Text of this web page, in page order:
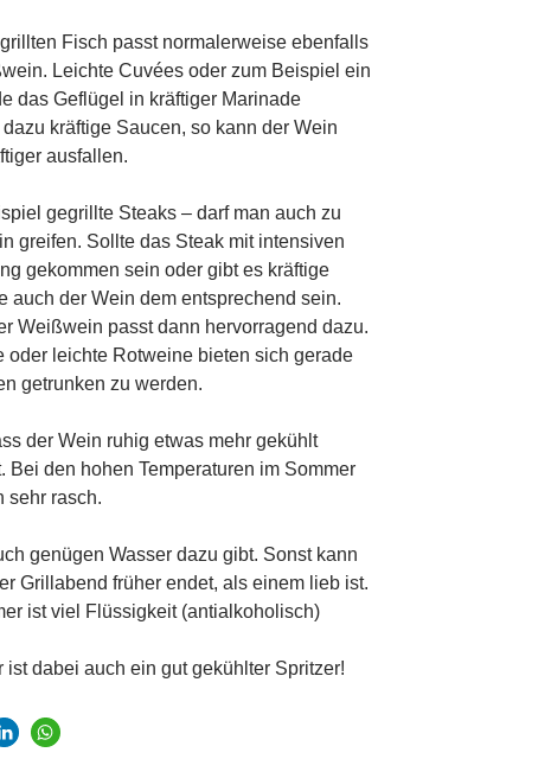
Fisch passt normalerweise ebenfalls
Leichte Cuvées oder zum Beispiel ein
das Geflügel in kräftiger Marinade
kräftige Saucen, so kann der Wein
ausfallen.
gegrillte Steaks – darf man auch zu
greifen. Sollte das Steak mit intensiven
gekommen sein oder gibt es kräftige
auch der Wein dem entsprechend sein.
Weißwein passt dann hervorragend dazu.
oder leichte Rotweine bieten sich gerade
getrunken zu werden.
der Wein ruhig etwas mehr gekühlt
Bei den hohen Temperaturen im Sommer
sehr rasch.
genügen Wasser dazu gibt. Sonst kann
Grillabend früher endet, als einem lieb ist.
ist viel Flüssigkeit (antialkoholisch)
ist dabei auch ein gut gekühlter Spritzer!